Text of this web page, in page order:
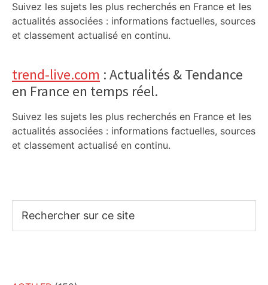
Suivez les sujets les plus recherchés en France et les
actualités associées : informations factuelles, sources
et classement actualisé en continu.
trend-live.com : Actualités & Tendance
en France en temps réel.
Suivez les sujets les plus recherchés en France et les
actualités associées : informations factuelles, sources
et classement actualisé en continu.
sur